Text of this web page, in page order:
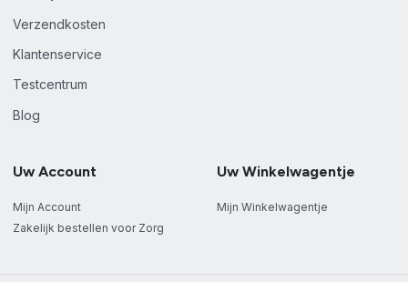
Verzendkosten
Klantenservice
Testcentrum
Blog
Uw Account
Mijn Account
Zakelijk bestellen voor Zorg
Uw Winkelwagentje
Mijn Winkelwagentje